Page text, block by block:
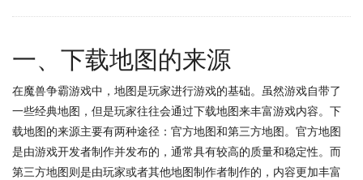
一、下载地图的来源
在魔兽争霸游戏中，地图是玩家进行游戏的基础。虽然游戏自带了
一些经典地图，但是玩家往往会通过下载地图来丰富游戏内容。下
载地图的来源主要有两种途径：官方地图和第三方地图。官方地图
是由游戏开发者制作并发布的，通常具有较高的质量和稳定性。而
第三方地图则是由玩家或者其他地图制作者制作的，内容更加丰富